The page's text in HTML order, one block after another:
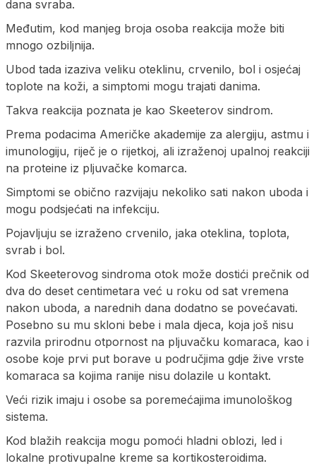
dana svraba.
Međutim, kod manjeg broja osoba reakcija može biti
mnogo ozbiljnija.
Ubod tada izaziva veliku oteklinu, crvenilo, bol i osjećaj
toplote na koži, a simptomi mogu trajati danima.
Takva reakcija poznata je kao Skeeterov sindrom.
Prema podacima Američke akademije za alergiju, astmu i
imunologiju, riječ je o rijetkoj, ali izraženoj upalnoj reakciji
na proteine iz pljuvačke komarca.
Simptomi se obično razvijaju nekoliko sati nakon uboda i
mogu podsjećati na infekciju.
Pojavljuju se izraženo crvenilo, jaka oteklina, toplota,
svrab i bol.
Kod Skeeterovog sindroma otok može dostići prečnik od
dva do deset centimetara već u roku od sat vremena
nakon uboda, a narednih dana dodatno se povećavati.
Posebno su mu skloni bebe i mala djeca, koja još nisu
razvila prirodnu otpornost na pljuvačku komaraca, kao i
osobe koje prvi put borave u područjima gdje žive vrste
komaraca sa kojima ranije nisu dolazile u kontakt.
Veći rizik imaju i osobe sa poremećajima imunološkog
sistema.
Kod blažih reakcija mogu pomoći hladni oblozi, led i
lokalne protivupalne kreme sa kortikosteroidima.